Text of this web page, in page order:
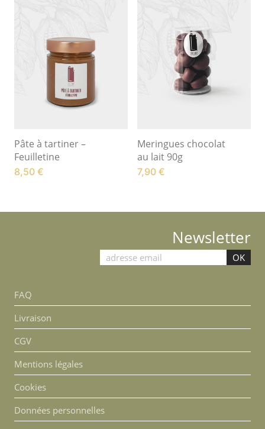
Pâte à tartiner –
Feuilletine
8,50 €
Meringues chocolat
au lait 90g
7,90 €
Newsletter
FAQ
Livraison
CGV
Mentions légales
Cookies
Données personnelles